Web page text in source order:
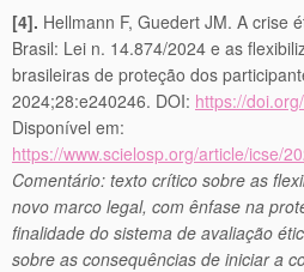
[4]. Hellmann F, Guedert JM. A crise
Brasil: Lei n. 14.874/2024 e as
brasileiras de proteção dos
2024;28:e240246. DOI: https://
Disponível em:
https://www.scielosp.org/article/icse/
Comentário: texto crítico sobre as
novo marco legal, com ênfase na
finalidade do sistema de avaliação
sobre as consequências de iniciar a